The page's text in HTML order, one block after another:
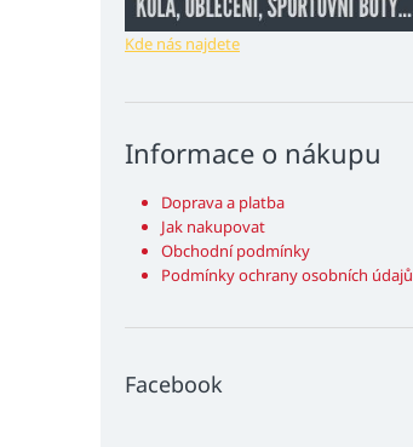
Kde nás najdete
Informace o nákupu
Doprava a platba
Jak nakupovat
Obchodní podmínky
Podmínky ochrany osobních údajů
Facebook